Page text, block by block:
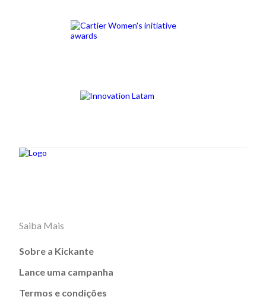
Saiba Mais
Sobre a Kickante
Lance uma campanha
Termos e condições